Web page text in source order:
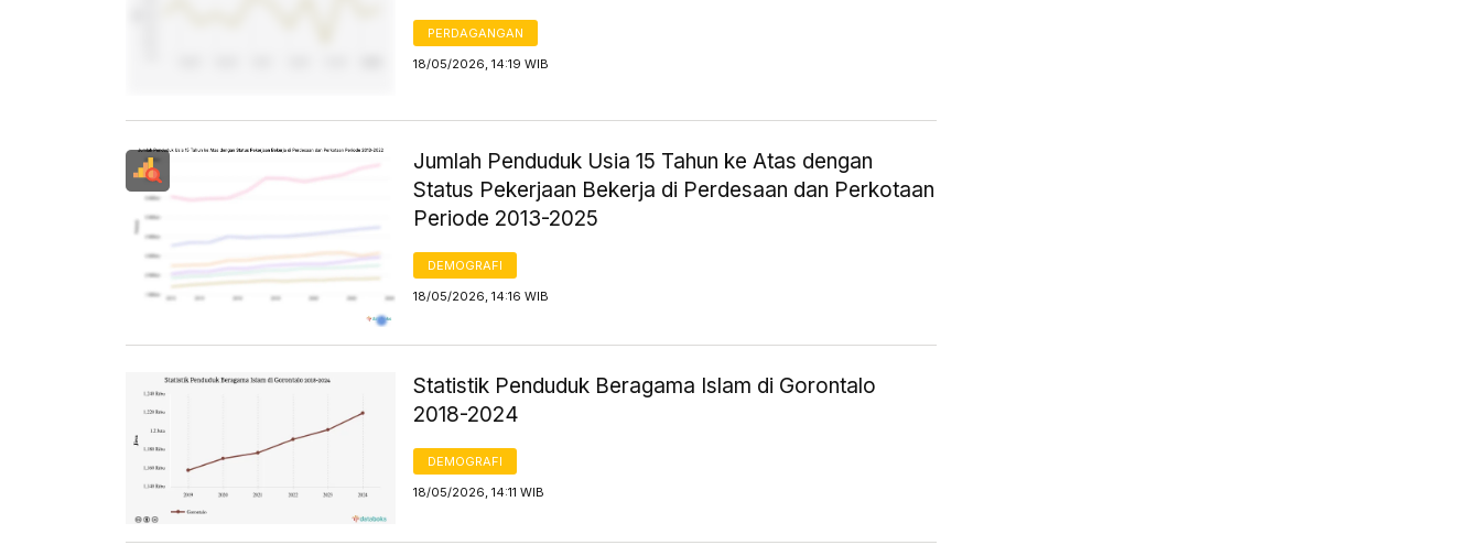
PERDAGANGAN
18/05/2026, 14:19 WIB
Jumlah Penduduk Usia 15 Tahun ke Atas dengan
Status Pekerjaan Bekerja di Perdesaan dan Perkotaan
Periode 2013-2025
DEMOGRAFI
18/05/2026, 14:16 WIB
Statistik Penduduk Beragama Islam di Gorontalo
2018-2024
DEMOGRAFI
18/05/2026, 14:11 WIB